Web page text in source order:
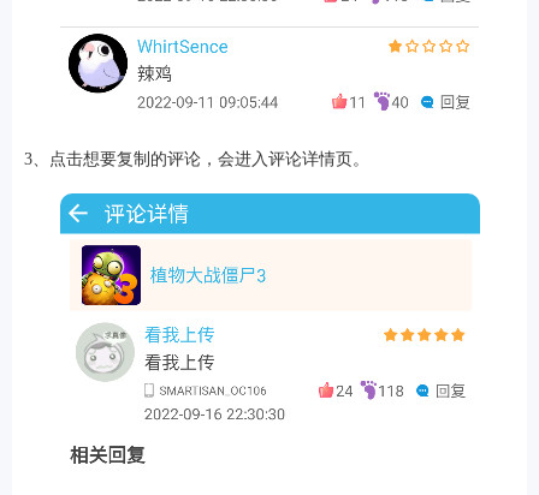
3、点击想要复制的评论，会进入评论详情页。